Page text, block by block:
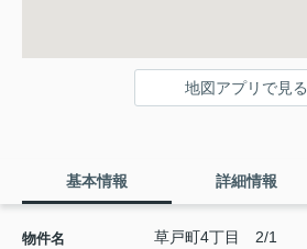
地図アプリで見る
基本情報 詳細情報
物件名 草戸町4丁目 2/1